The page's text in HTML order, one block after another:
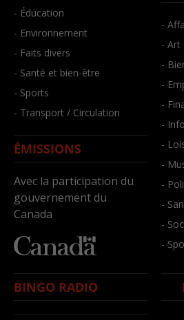
- Éducation
- Environnement
- Faits divers
- Santé et bien-être
- Sports
- Transport / Circulation
ÉMISSIONS
Avec la participation du
gouvernement du
Canada
-
- Art
-
-
-
-
-
-
-
-
-
-
BINGO RADIO